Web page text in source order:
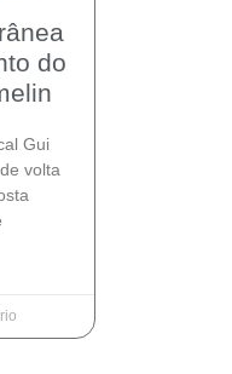
do
Gui
volta